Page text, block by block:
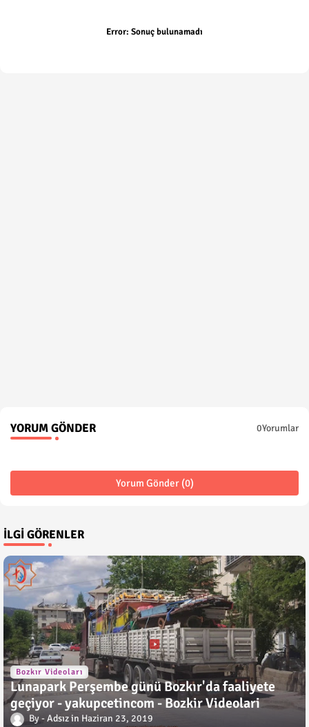
Error: Sonuç bulunamadı
YORUM GÖNDER 0Yorumlar
Yorum Gönder (0)
İLGI GÖRENLER
Bozkır Videoları
Lunapark Perşembe günü Bozkır'da faaliyete
geçiyor - yakupcetincom - Bozkir Videolari
Adsız Haziran 23, 2019